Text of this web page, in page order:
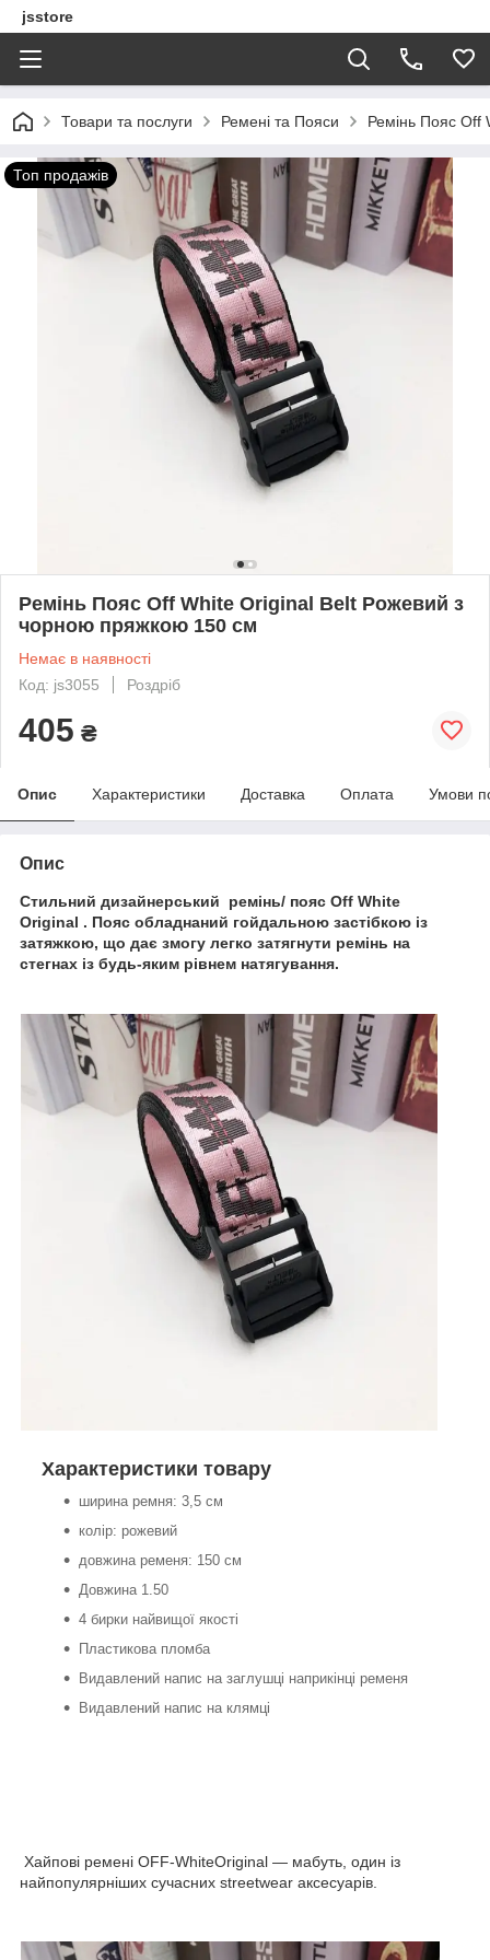
jsstore
Товари та послуги Ремені та Пояси Ремінь Пояс
Топ продажів
Ремінь Пояс Off White Original Belt Рожевий з
чорною пряжкою 150 см
Немає в наявності
Код: js3055
Роздріб
405 ₴
Опис Характеристики Доставка Оплата Умови
Опис
Стильний дизайнерський ремінь/ пояс Off White
Original . Пояс обладнаний гойдальною застібкою із
затяжкою, що дає змогу легко затягнути ремінь на
стегнах із будь-яким рівнем натягування.
Характеристики товару
ширина ремня: 3,5 см
колір: рожевий
довжина ременя: 150 см
Довжина 1.50
4 бирки найвищої якості
Пластикова пломба
Видавлений напис на заглушці наприкінці ременя
Видавлений напис на клямці
Хайпові ремені OFF-WhiteOriginal — мабуть, один із
найпопулярніших сучасних streetwear аксесуарів.